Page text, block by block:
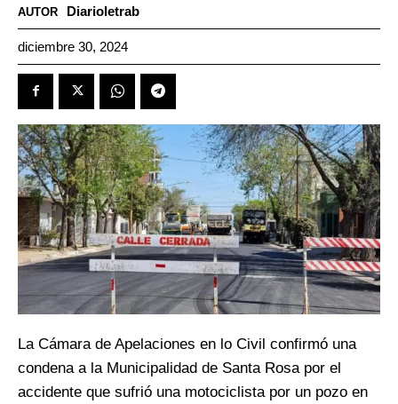
AUTOR Diarioletrab
diciembre 30, 2024
La Cámara de Apelaciones en lo Civil confirmó una
condena a la Municipalidad de Santa Rosa por el
accidente que sufrió una motociclista por un pozo en